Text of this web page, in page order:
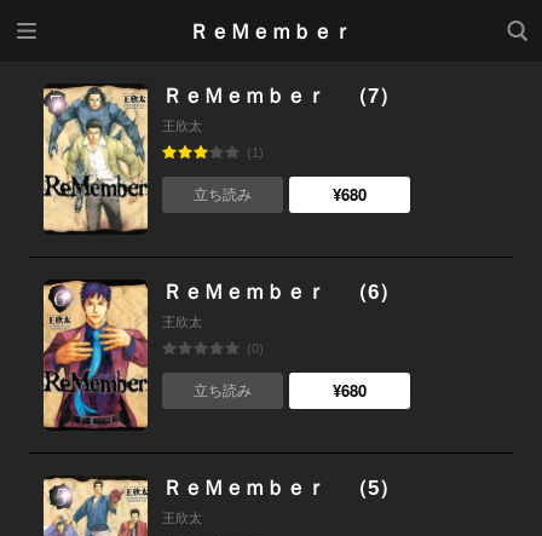
ＲｅＭｅｍｂｅｒ
検索
ＲｅＭｅｍｂｅｒ （7）
王欣太
(1)
立ち読み ¥680
ＲｅＭｅｍｂｅｒ （6）
王欣太
(0)
立ち読み ¥680
ＲｅＭｅｍｂｅｒ （5）
王欣太